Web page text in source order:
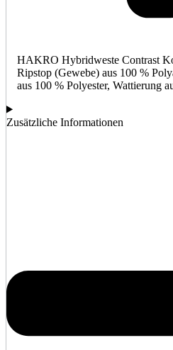
HAKRO Hybridweste Contrast
Ripstop (Gewebe) aus 100 %
aus 100 % Polyester, Wattierung
Zusätzliche Informationen